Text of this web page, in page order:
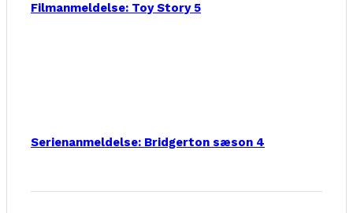
Filmanmeldelse: Toy Story 5
Serienanmeldelse: Bridgerton sæson 4